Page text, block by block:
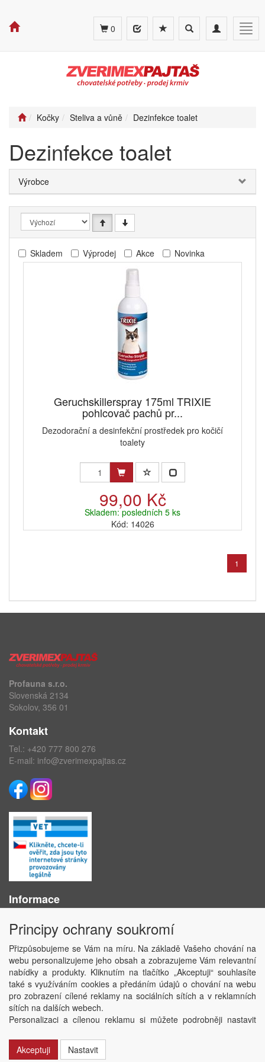
Toggle
navigation
Toggle
search
0
Kočky Steliva a vůně Dezinfekce toalet
Dezinfekce toalet
Výrobce
Skladem Výprodej Akce Novinka
Geruchskillerspray 175ml TRIXIE
pohlcovač pachů pr...
Dezodorační a desinfekční prostředek pro kočičí
toalety
99,00 Kč
Skladem: posledních 5 ks
Kód: 14026
1
Profauna s.r.o.
Slovenská 2134
Sokolov, 356 01
Kontakt
Tel.: +420 777 800 276
E-mail: info@zverimexpajtas.cz
Informace
Obchodní podmínky
Ochrana osobních údajů
Kontakt
Losování účtenek
Aktuality
Nastavení soukromí
Copyright © ABRA Software a.s. 2020
Principy ochrany soukromí
Přizpůsobujeme se Vám na míru. Na základě Vašeho chování na
webu personalizujeme jeho obsah a zobrazujeme Vám relevantní
nabídky a produkty. Kliknutím na tlačítko „Akceptuji“ souhlasíte
také s využíváním cookies a předáním údajů o chování na webu
pro zobrazení cílené reklamy na sociálních sítích a v reklamních
sítích na dalších webech.
Personalizaci a cílenou reklamu si můžete podrobněji nastavit
Akceptuji
Nastavit